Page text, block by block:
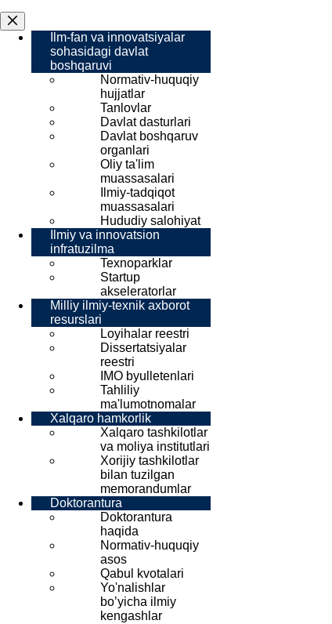
Ilm-fan va innovatsiyalar
sohasidagi davlat
boshqaruvi
Normativ-huquqiy
hujjatlar
Tanlovlar
Davlat dasturlari
Davlat boshqaruv
organlari
Oliy ta'lim
muassasalari
Ilmiy-tadqiqot
muassasalari
Hududiy salohiyat
Ilmiy va innovatsion
infratuzilma
Texnoparklar
Startup
akseleratorlar
Milliy ilmiy-texnik axborot
resurslari
Loyihalar reestri
Dissertatsiyalar
reestri
IMO byulletenlari
Tahliliy
ma'lumotnomalar
Xalqaro hamkorlik
Xalqaro tashkilotlar
va moliya institutlari
Xorijiy tashkilotlar
bilan tuzilgan
memorandumlar
Doktorantura
Doktorantura
haqida
Normativ-huquqiy
asos
Qabul kvotalari
Yo'nalishlar
bo’yicha ilmiy
kengashlar